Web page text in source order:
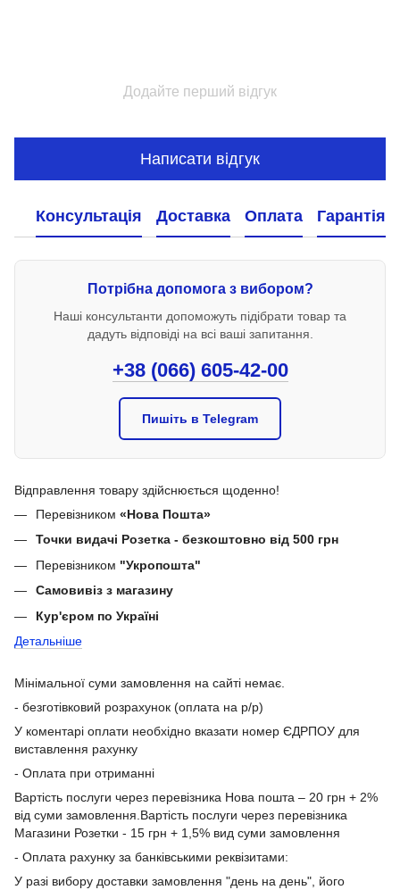
Додайте перший відгук
Написати відгук
Консультація Доставка Оплата Гарантія
Потрібна допомога з вибором?
Наші консультанти допоможуть підібрати товар та
дадуть відповіді на всі ваші запитання.
+38 (066) 605-42-00
Пишіть в Telegram
Відправлення товару здійснюється щоденно!
Перевізником «Нова Пошта»
Точки видачі Розетка - безкоштовно від 500 грн
Перевізником "Укропошта"
Самовивіз з магазину
Кур'єром по Україні
Детальніше
Мінімальної суми замовлення на сайті немає.
- безготівковий розрахунок (оплата на р/р)
У коментарі оплати необхідно вказати номер ЄДРПОУ для
виставлення рахунку
- Оплата при отриманні
Вартість послуги через перевізника Нова пошта – 20 грн + 2%
від суми замовлення.Вартість послуги через перевізника
Магазини Розетки - 15 грн + 1,5% вид суми замовлення
- Оплата рахунку за банківськими реквізитами:
У разі вибору доставки замовлення "день на день", його